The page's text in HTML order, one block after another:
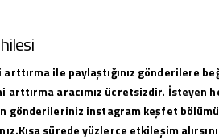
ile paylaştığınız gönderilere
arttırma aracımız ücretsizdir. İsteyen
gönderileriniz instagram keşfet
sürede yüzlerce etkileşim